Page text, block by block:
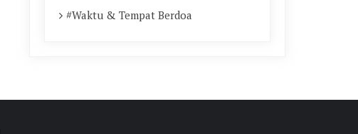
#Waktu & Tempat Berdoa